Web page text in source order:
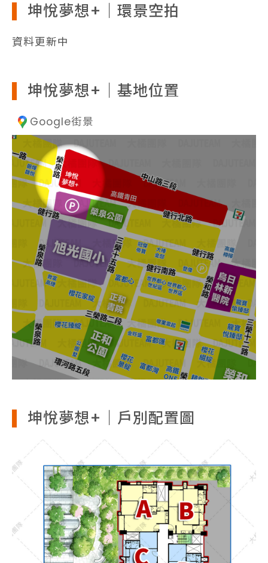
坤悅夢想+｜環景空拍
資料更新中
坤悅夢想+｜基地位置
Google街景
坤悅夢想+｜戶別配置圖